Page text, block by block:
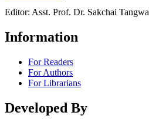
Editor: Asst. Prof. Dr. Sakchai
Information
For Readers
For Authors
For Librarians
Developed By